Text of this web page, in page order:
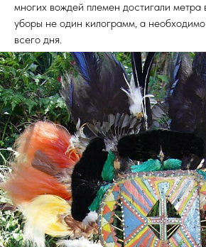
многих вождей племен достигали метра
уборы не один килограмм, а
всего дня.